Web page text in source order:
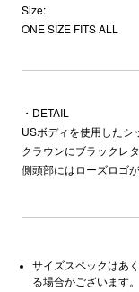
Size:
ONE SIZE FITS ALL
・DETAIL
USボディを使用したシ
クラウンにブラックレ
側頭部にはローズロゴが
サイズスペックはあ
る場合がございます。